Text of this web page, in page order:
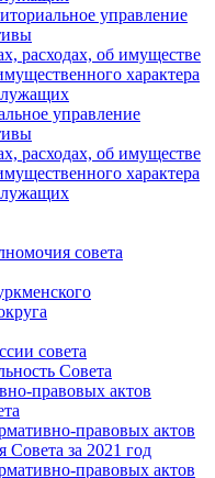
управление
расходах, об имуществе
характера
управление
расходах, об имуществе
характера
совета
совета
Совета
правовых актов
правовых актов
Cовета за 2021 год
правовых актов